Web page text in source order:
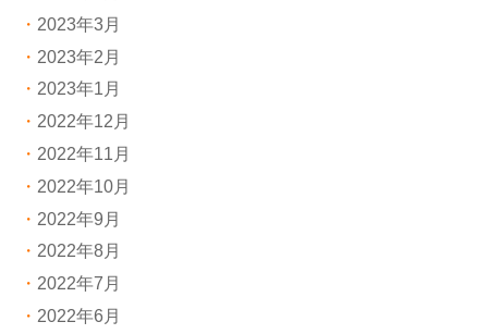
2023年3月
2023年2月
2023年1月
2022年12月
2022年11月
2022年10月
2022年9月
2022年8月
2022年7月
2022年6月